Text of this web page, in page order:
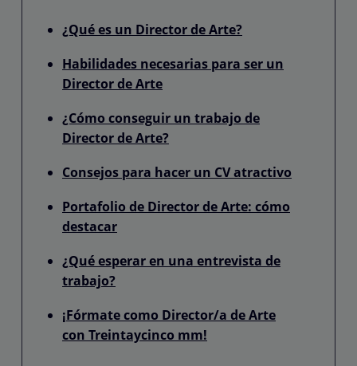
¿Qué es un Director de Arte?
Habilidades necesarias para ser un
Director de Arte
¿Cómo conseguir un trabajo de
Director de Arte?
Consejos para hacer un CV atractivo
Portafolio de Director de Arte: cómo
destacar
¿Qué esperar en una entrevista de
trabajo?
¡Fórmate como Director/a de Arte
con Treintaycinco mm!